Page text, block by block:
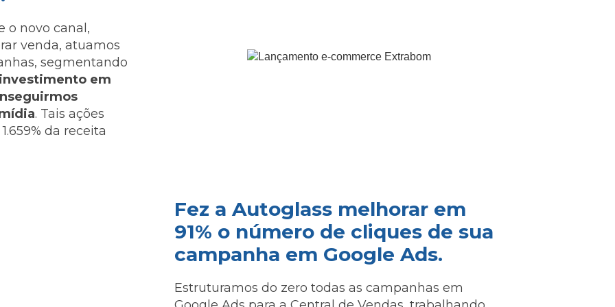
o novo canal,
venda, atuamos
segmentando
em
. Tais ações
da receita
Fez a Autoglass melhorar em
91% o número de cliques de sua
campanha em Google Ads.
Estruturamos do zero todas as campanhas em